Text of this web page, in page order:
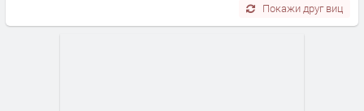
Покажи друг виц